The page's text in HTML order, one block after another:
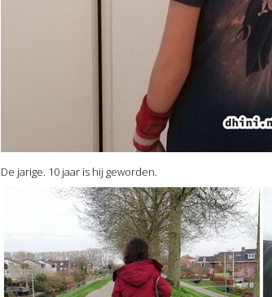
De jarige. 10 jaar is hij geworden.